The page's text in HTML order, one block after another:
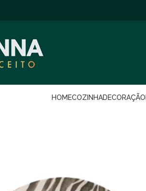
HOMECOZINHADECORAÇÃO